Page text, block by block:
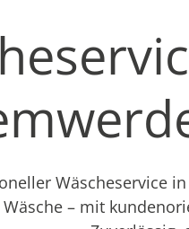
Wäscheservice
– mit